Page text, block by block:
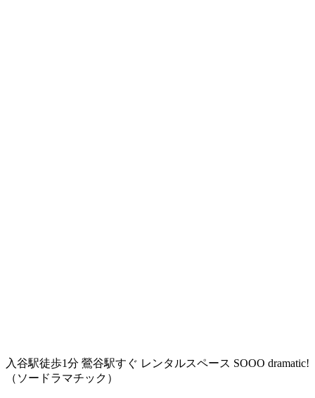
入谷駅徒歩1分 鶯谷駅すぐ レンタルスペース SOOO dramatic!
（ソードラマチック）